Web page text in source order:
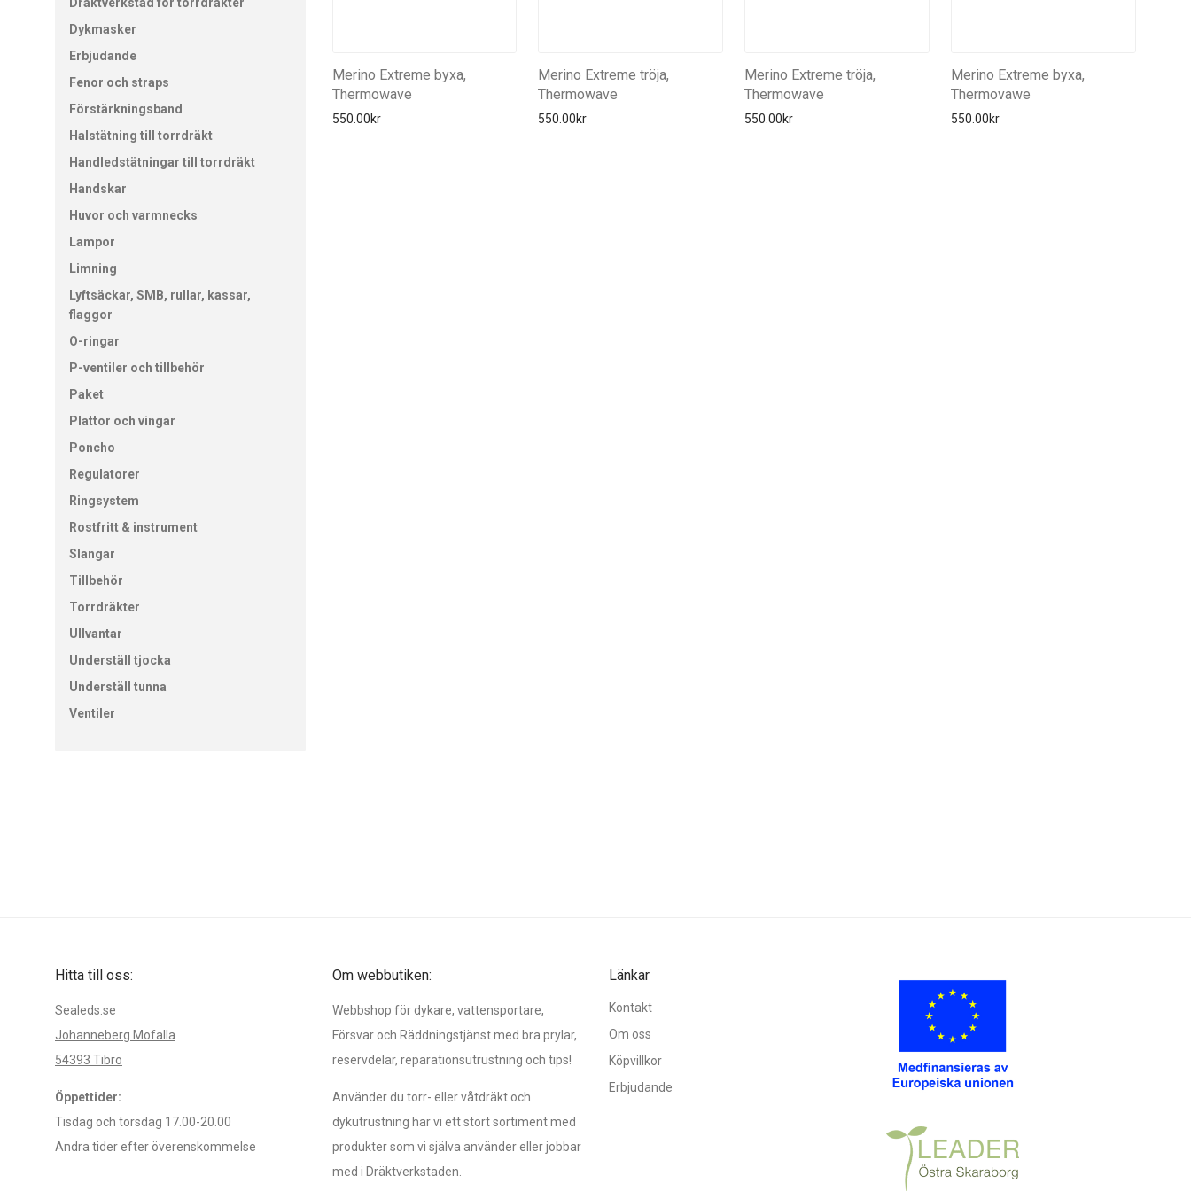
Dykmasker
Erbjudande
Fenor och straps
Förstärkningsband
Halstätning till torrdräkt
Handledstätningar till torrdräkt
Handskar
Huvor och varmnecks
Lampor
Limning
Lyftsäckar, SMB, rullar, kassar,
flaggor
O-ringar
P-ventiler och tillbehör
Paket
Plattor och vingar
Poncho
Regulatorer
Ringsystem
Rostfritt & instrument
Slangar
Tillbehör
Torrdräkter
Ullvantar
Underställ tjocka
Underställ tunna
Ventiler
Merino Extreme byxa,
Thermowave
550.00kr
Merino Extreme tröja,
Thermowave
550.00kr
Merino Extreme tröja,
Thermowave
550.00kr
Merino Extreme byxa,
Thermovawe
550.00kr
Hitta till oss:
Sealeds.se
Johanneberg Mofalla
54393 Tibro
Öppettider:
Tisdag och torsdag 17.00-20.00
Andra tider efter överenskommelse
Om webbutiken:
Webbshop för dykare, vattensportare,
Försvar och Räddningstjänst med bra prylar,
reservdelar, reparationsutrustning och tips!
Använder du torr- eller våtdräkt och
dykutrustning har vi ett stort sortiment med
produkter som vi själva använder eller jobbar
med i Dräktverkstaden.
Länkar
Kontakt
Om oss
Köpvillkor
Erbjudande